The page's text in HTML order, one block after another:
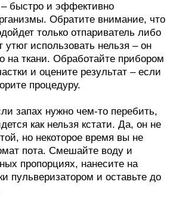
– быстро и эффективно
Обратите внимание, что
только отпариватель либо
утюг использовать нельзя – он
на ткани. Обработайте прибором
и оцените результат – если
процедуру.
запах нужно чем-то перебить,
как нельзя кстати. Да, он не
но некоторое время вы не
пота. Смешайте воду и
пропорциях, нанесите на
пульверизатором и оставьте до